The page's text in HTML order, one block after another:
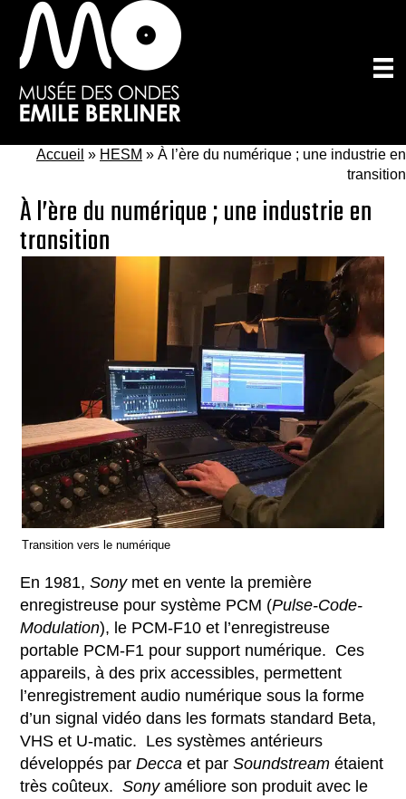
Passer
au
contenu
principal
Accueil » HESM » À l’ère du numérique ; une industrie en
transition
À l’ère du numérique ; une industrie en
transition
Transition vers le numérique
En 1981,Sonymet en vente la première
enregistreuse pour système PCM (Pulse-Code-
Modulation), le PCM-F10 et l’enregistreuse
portable PCM-F1 pour support numérique. Ces
appareils, à des prix accessibles, permettent
l’enregistrement audio numérique sous la forme
d’un signal vidéo dans les formats standard Beta,
VHS et U-matic. Les systèmes antérieurs
développés parDecca et parSoundstream étaient
très coûteux.Sonyaméliore son produit avec le